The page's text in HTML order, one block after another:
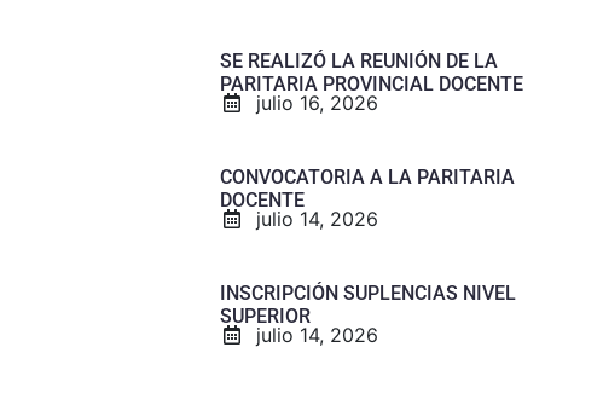
SE REALIZÓ LA REUNIÓN DE LA
PARITARIA PROVINCIAL DOCENTE
julio 16, 2026
CONVOCATORIA A LA PARITARIA
DOCENTE
julio 14, 2026
INSCRIPCIÓN SUPLENCIAS NIVEL
SUPERIOR
julio 14, 2026